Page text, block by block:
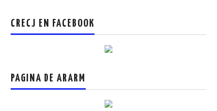
CRECJ EN FACEBOOK
PAGINA DE ARARM